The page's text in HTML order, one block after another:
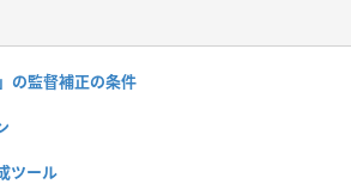
の監督補正の条件
ツール